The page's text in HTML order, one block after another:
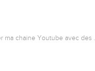
ma chaine Youtube avec des …